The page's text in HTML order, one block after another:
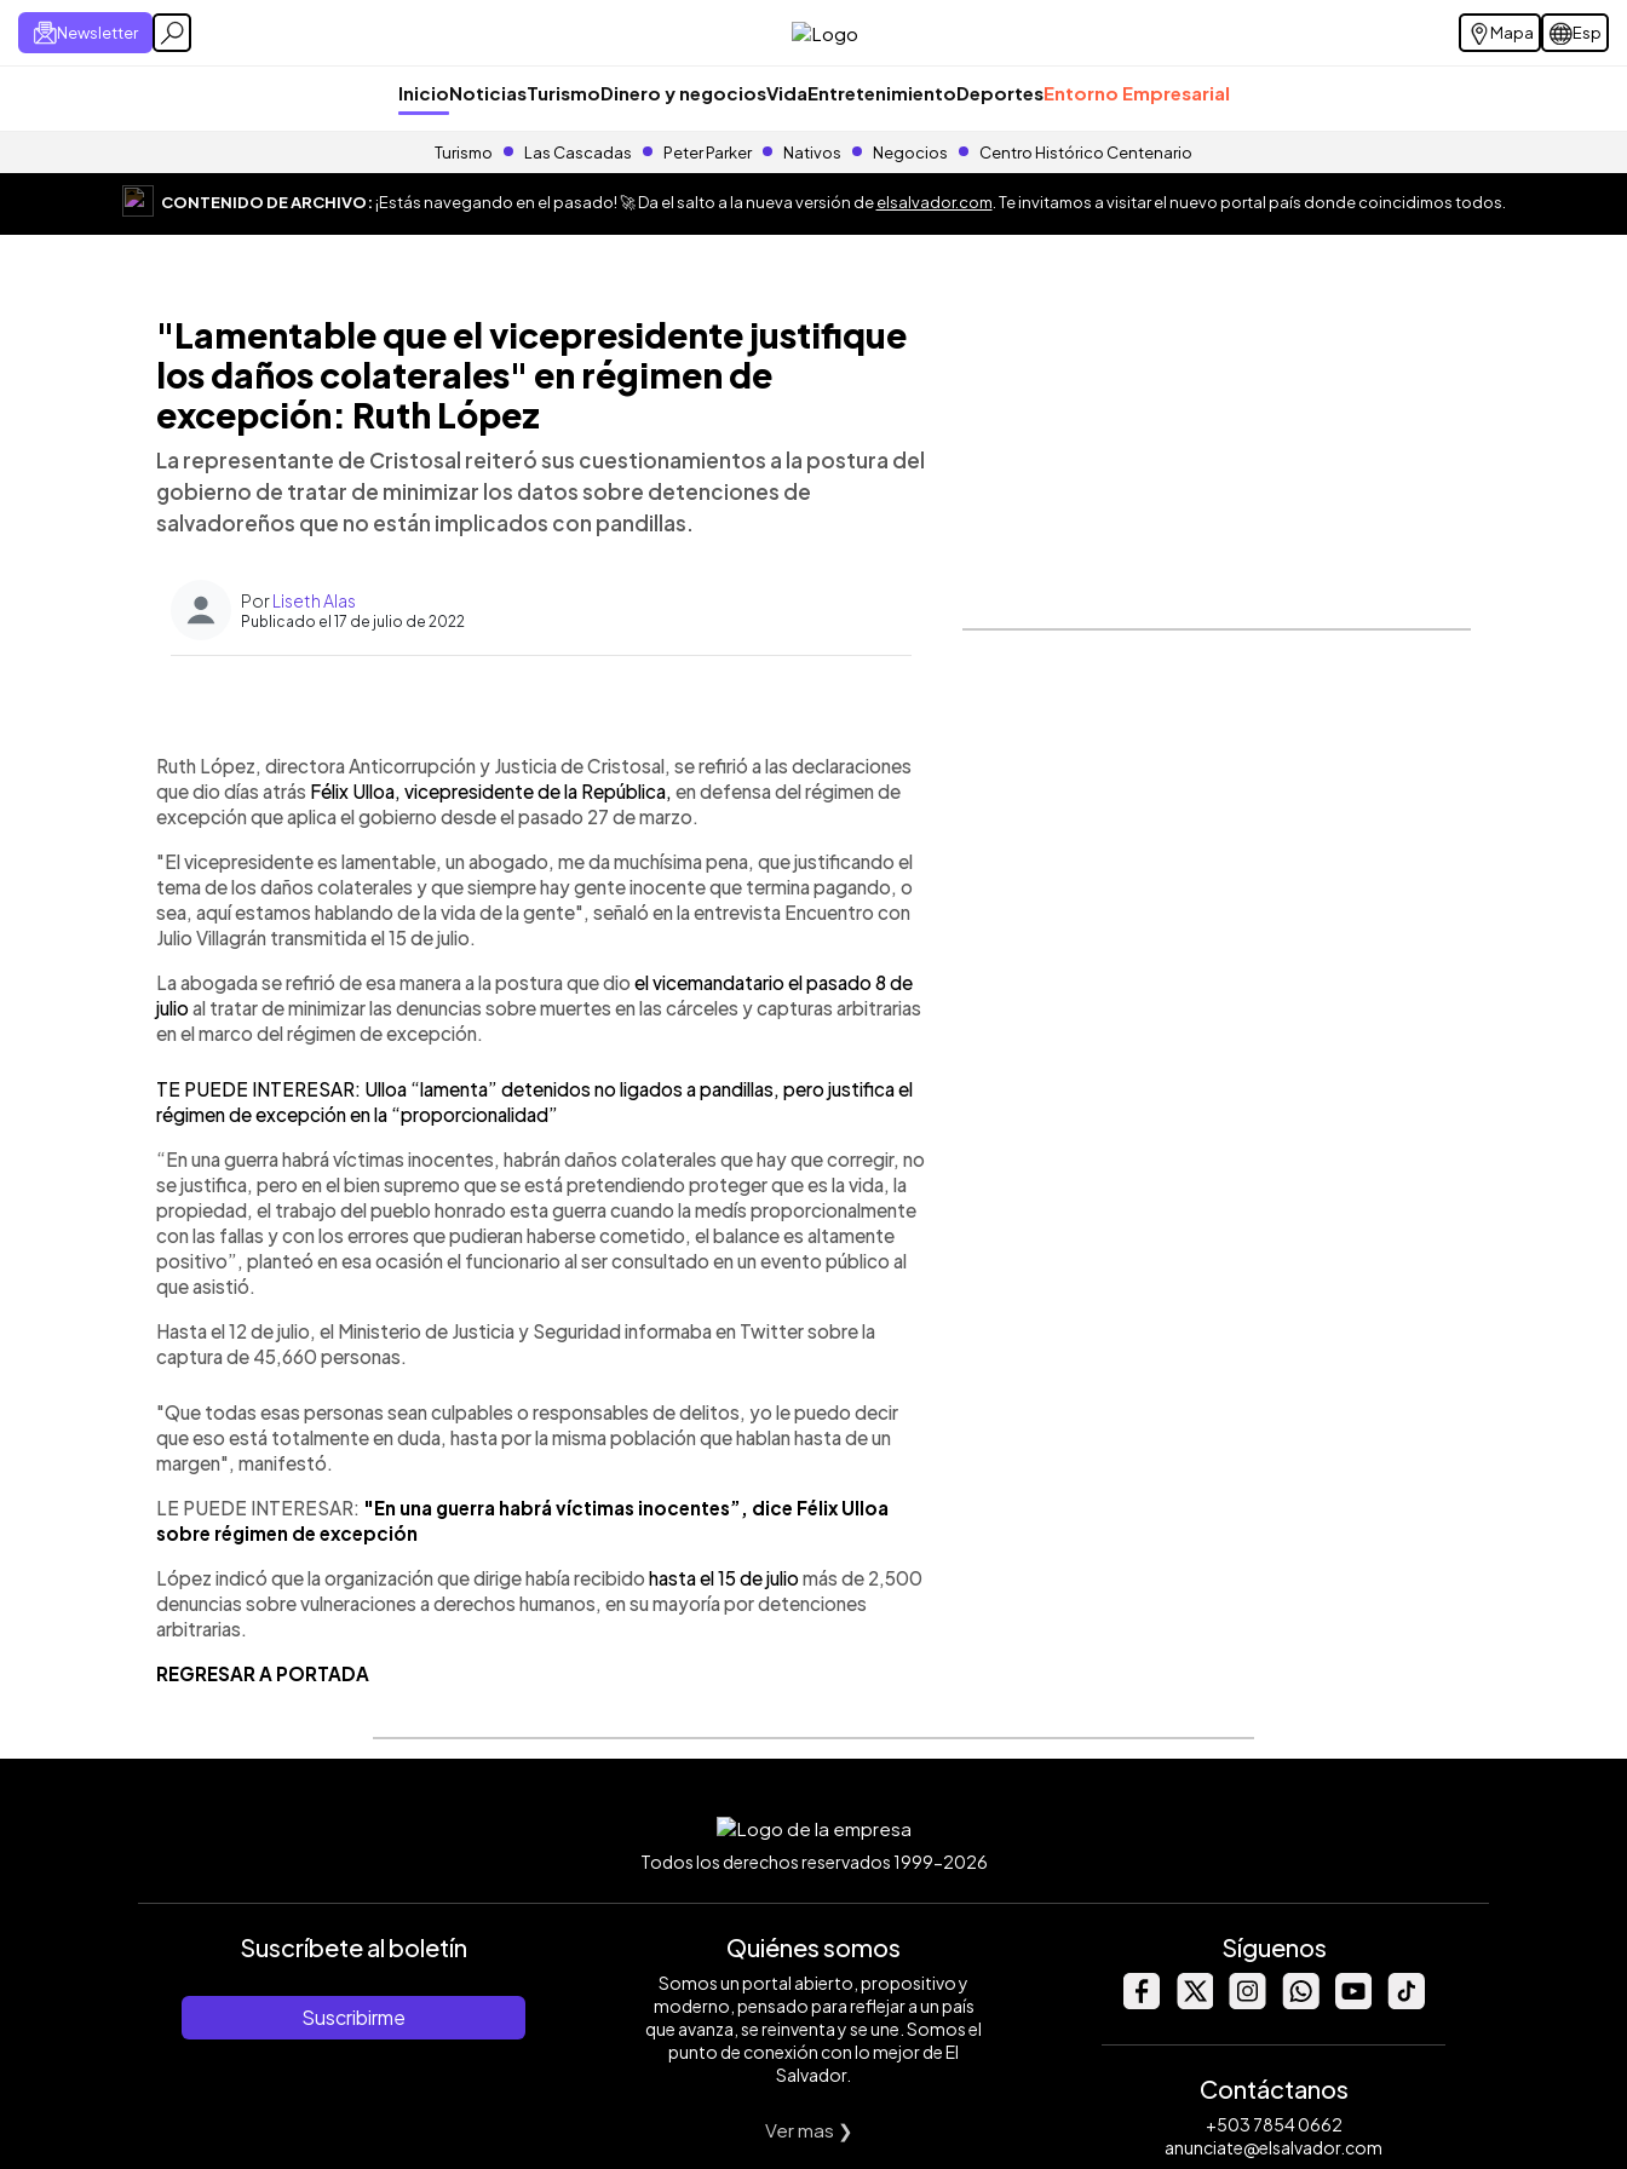
Newsletter Mapa Esp
InicioNoticiasTurismoDinero y negociosVidaEntretenimientoDeportesEntorno Empresarial
Turismo Las Cascadas Peter Parker Nativos Negocios Centro Histórico Centenario
CONTENIDO DE ARCHIVO:¡Estás navegando en el pasado! 🚀 Da el salto a la nueva versión deelsalvador.com . Te invitamos a visitar el nuevo portal país donde coincidimos todos.
"Lamentable que el vicepresidente justifique
los daños colaterales" en régimen de
excepción: Ruth López
La representante de Cristosal reiteró sus cuestionamientos a la postura del
gobierno de tratar de minimizar los datos sobre detenciones de
salvadoreños que no están implicados con pandillas.
PorLiseth Alas
Publicado el 17 de julio de 2022
Escuchar artículo
Ruth López, directora Anticorrupción y Justicia de Cristosal, se refirió a las declaraciones
que dio días atrás Félix Ulloa, vicepresidente de la República, en defensa del régimen de
excepción que aplica el gobierno desde el pasado 27 de marzo.
"El vicepresidente es lamentable, un abogado, me da muchísima pena, que justificando el
tema de los daños colaterales y que siempre hay gente inocente que termina pagando, o
sea, aquí estamos hablando de la vida de la gente", señaló en la entrevista Encuentro con
Julio Villagrán transmitida el 15 de julio.
La abogada se refirió de esa manera a la postura que dio el vicemandatario el pasado 8 de
julioal tratar de minimizar las denuncias sobre muertes en las cárceles y capturas arbitrarias
en el marco del régimen de excepción.
TE PUEDE INTERESAR: Ulloa “lamenta” detenidos no ligados a pandillas, pero justifica el
régimen de excepción en la “proporcionalidad”
“En una guerra habrá víctimas inocentes, habrán daños colaterales que hay que corregir, no
se justifica, pero en el bien supremo que se está pretendiendo proteger que es la vida, la
propiedad, el trabajo del pueblo honrado esta guerra cuando la medís proporcionalmente
con las fallas y con los errores que pudieran haberse cometido, el balance es altamente
positivo”, planteó en esa ocasión el funcionario al ser consultado en un evento público al
que asistió.
Hasta el 12 de julio, el Ministerio de Justicia y Seguridad informaba en Twitter sobre la
captura de 45,660 personas.
"Que todas esas personas sean culpables o responsables de delitos, yo le puedo decir
que eso está totalmente en duda, hasta por la misma población que hablan hasta de un
margen", manifestó.
LE PUEDE INTERESAR: "En una guerra habrá víctimas inocentes”, dice Félix Ulloa
sobre régimen de excepción
López indicó que la organización que dirige había recibido hasta el 15 de juliomás de 2,500
denuncias sobre vulneraciones a derechos humanos, en su mayoría por detenciones
arbitrarias.
REGRESAR A PORTADA
Todos los derechos reservados 1999-2026
Suscríbete al boletín
Suscribirme
Quiénes somos
Somos un portal abierto, propositivo y
moderno, pensado para reflejar a un país
que avanza, se reinventa y se une. Somos el
punto de conexión con lo mejor de El
Salvador.
Ver mas ❯
Síguenos
Contáctanos
+503 7854 0662
anunciate@elsalvador.com